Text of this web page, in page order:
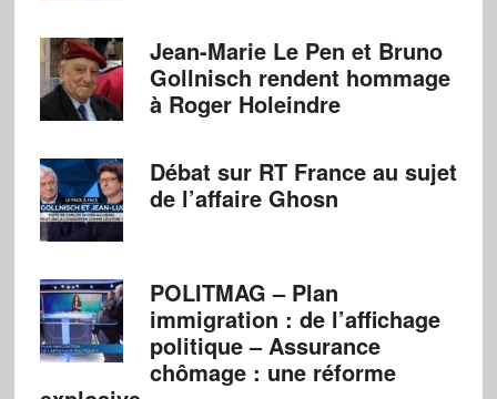
Jean-Marie Le Pen et Bruno
Gollnisch rendent hommage
à Roger Holeindre
Débat sur RT France au sujet
de l’affaire Ghosn
POLITMAG – Plan
immigration : de l’affichage
politique – Assurance
chômage : une réforme